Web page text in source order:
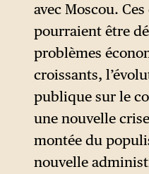
avec Moscou.
pourraient être
problèmes
croissants,
publique sur le
une nouvelle
montée du
nouvelle